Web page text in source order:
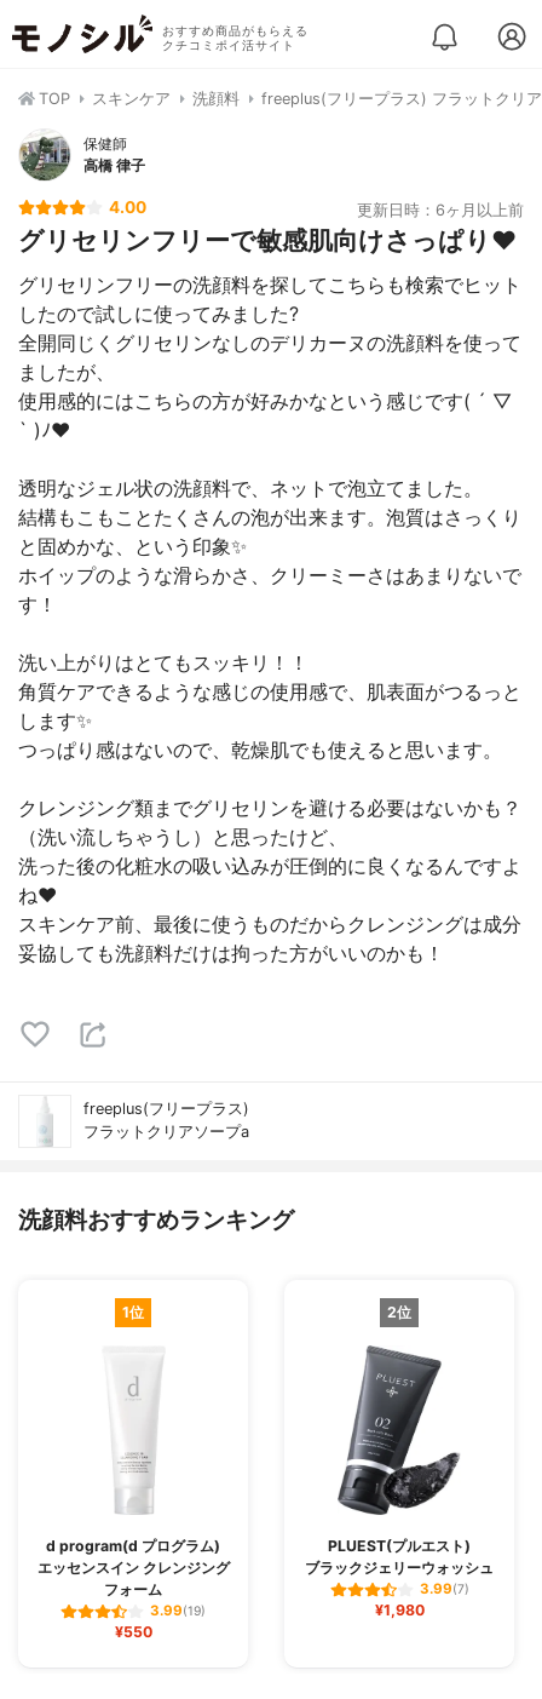
おすすめ商品がもらえる
クチコミポイ活サイト
TOP スキンケア 洗顔料 freeplus(フリープラス) フラットクリ
保健師
高橋 律子
4.00 更新日時：6ヶ月以上前
グリセリンフリーで敏感肌向けさっぱり❤️
グリセリンフリーの洗顔料を探してこちらも検索でヒット
したので試しに使ってみました?
全開同じくグリセリンなしのデリカーヌの洗顔料を使って
ましたが、
使用感的にはこちらの方が好みかなという感じです( ´ ▽
` )ﾉ❤️
透明なジェル状の洗顔料で、ネットで泡立てました。
結構もこもことたくさんの泡が出来ます。泡質はさっくり
と固めかな、という印象✨
ホイップのような滑らかさ、クリーミーさはあまりないで
す！
洗い上がりはとてもスッキリ！！
角質ケアできるような感じの使用感で、肌表面がつるっと
します✨
つっぱり感はないので、乾燥肌でも使えると思います。
クレンジング類までグリセリンを避ける必要はないかも？
（洗い流しちゃうし）と思ったけど、
洗った後の化粧水の吸い込みが圧倒的に良くなるんですよ
ね❤️
スキンケア前、最後に使うものだからクレンジングは成分
妥協しても洗顔料だけは拘った方がいいのかも！
freeplus(フリープラス)
フラットクリアソープa
洗顔料おすすめランキング
1位
d program(d プログラム)
エッセンスイン クレンジング
フォーム
3.99(19)
¥550
2位
PLUEST(プルエスト)
ブラックジェリーウォッシュ
3.99(7)
¥1,980